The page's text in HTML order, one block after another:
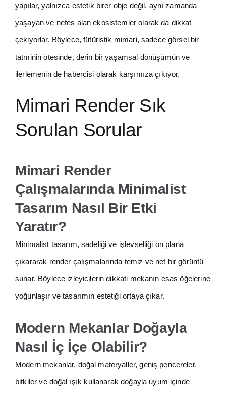
yapılar, yalnızca estetik birer obje değil, aynı zamanda
yaşayan ve nefes alan ekosistemler olarak da dikkat
çekiyorlar. Böylece, fütüristik mimari, sadece görsel bir
tatminin ötesinde, derin bir yaşamsal dönüşümün ve
ilerlemenin de habercisi olarak karşımıza çıkıyor.
Mimari Render Sık
Sorulan Sorular
Mimari Render
Çalışmalarında Minimalist
Tasarım Nasıl Bir Etki
Yaratır?
Minimalist tasarım, sadeliği ve işlevselliği ön plana
çıkararak render çalışmalarında temiz ve net bir görüntü
sunar. Böylece izleyicilerin dikkati mekanın esas öğelerine
yoğunlaşır ve tasarımın estetiği ortaya çıkar.
Modern Mekanlar Doğayla
Nasıl İç İçe Olabilir?
Modern mekanlar, doğal materyaller, geniş pencereler,
bitkiler ve doğal ışık kullanarak doğayla uyum içinde